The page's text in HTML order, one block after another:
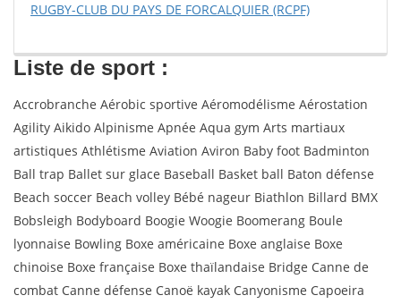
RUGBY-CLUB DU PAYS DE FORCALQUIER (RCPF)
Liste de sport :
Accrobranche Aérobic sportive Aéromodélisme Aérostation
Agility Aikido Alpinisme Apnée Aqua gym Arts martiaux
artistiques Athlétisme Aviation Aviron Baby foot Badminton
Ball trap Ballet sur glace Baseball Basket ball Baton défense
Beach soccer Beach volley Bébé nageur Biathlon Billard BMX
Bobsleigh Bodyboard Boogie Woogie Boomerang Boule
lyonnaise Bowling Boxe américaine Boxe anglaise Boxe
chinoise Boxe française Boxe thaïlandaise Bridge Canne de
combat Canne défense Canoë kayak Canyonisme Capoeira